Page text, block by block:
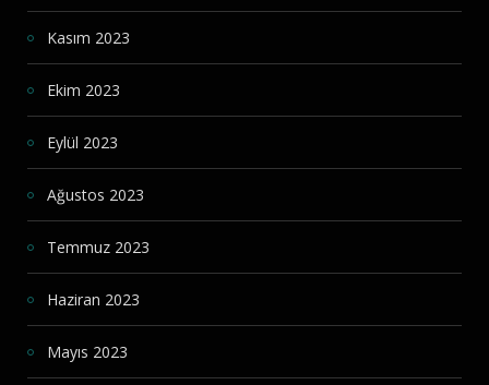
Kasım 2023
Ekim 2023
Eylül 2023
Ağustos 2023
Temmuz 2023
Haziran 2023
Mayıs 2023